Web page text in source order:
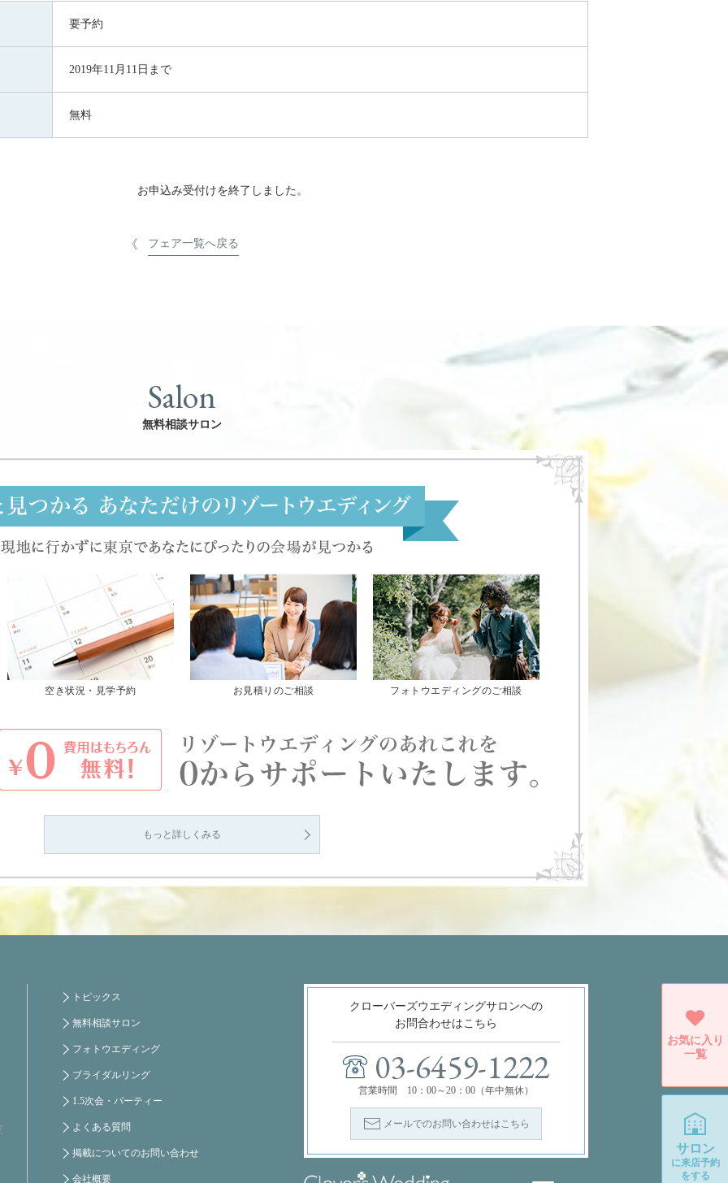
要予約
2019年11月11日まで
無料
お申込み受付けを終了しました。
フェア一覧へ戻る
Salon
無料相談サロン
空き状況・見学予約 お見積りのご相談 フォトウエディングのご相談
もっと詳しくみる
トピックス
無料相談サロン
フォトウエディング
ブライダルリング
1.5次会・パーティー
よくある質問
掲載についてのお問い合わせ
会社概要
クローバーズウエディングサロンへの
お問合わせはこちら
03-6459-1222
営業時間 10：00～20：00（年中無休）
メールでのお問い合わせはこちら
お気に入り
一覧
サロン
に来店予約
をする